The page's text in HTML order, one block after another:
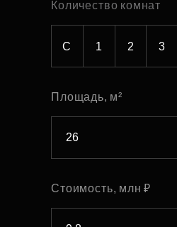
Количество комнат
С 1 2 3
Площадь, м²
Стоимость, млн ₽